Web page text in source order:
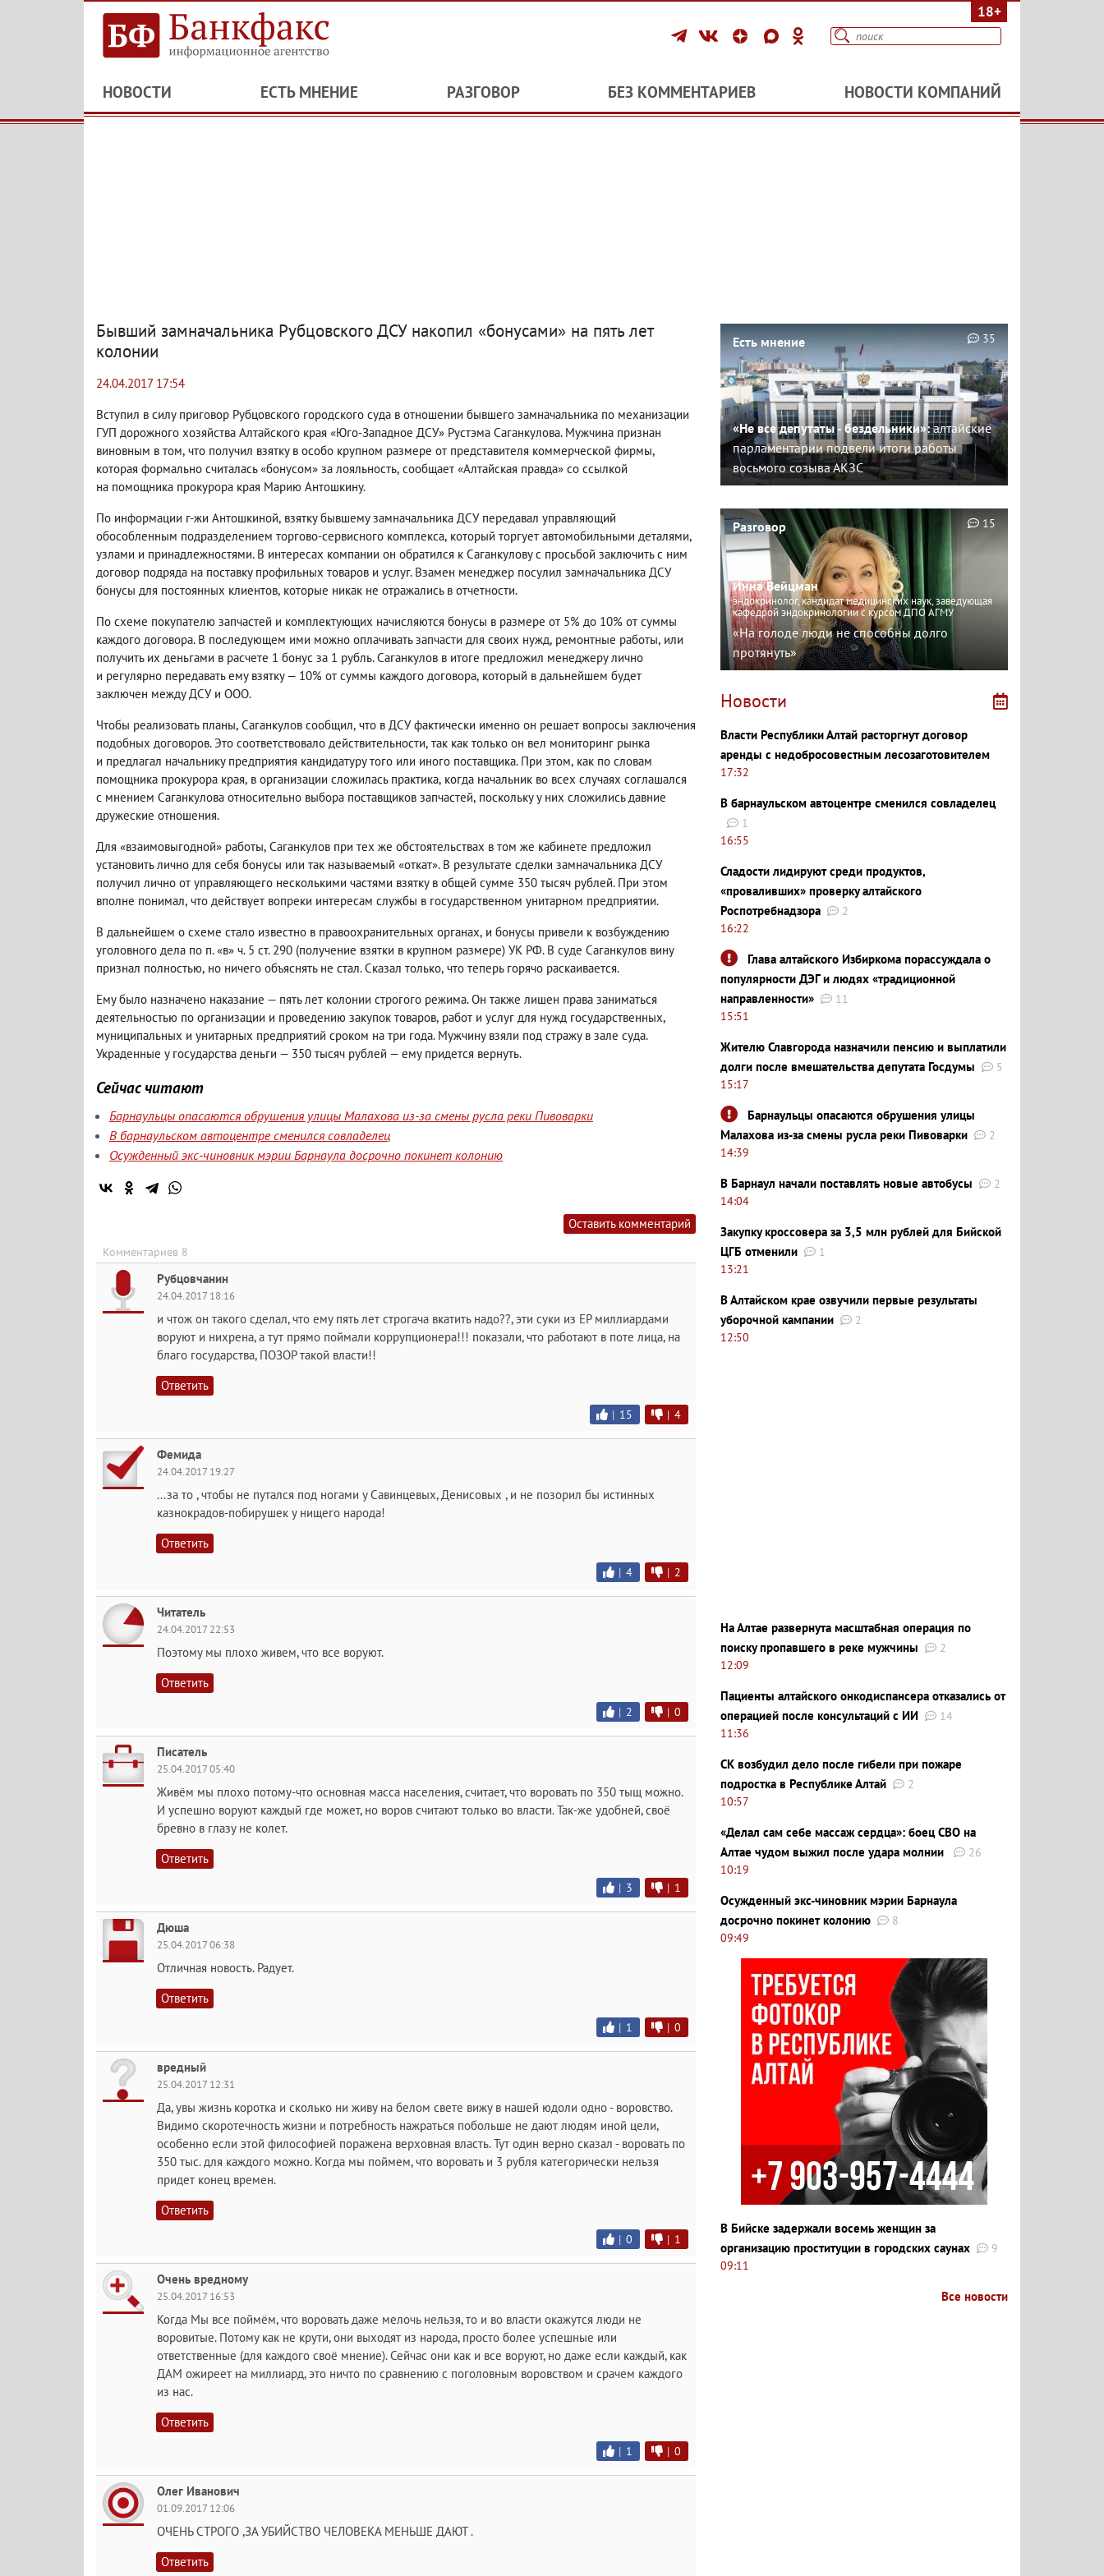
18+
НОВОСТИ ЕСТЬ МНЕНИЕ РАЗГОВОР БЕЗ КОММЕНТАРИЕВ НОВОСТИ КОМПАНИЙ
Бывший замначальника Рубцовского ДСУ накопил «бонусами» на пять лет
колонии
24.04.2017 17:54
Вступил в силу приговор Рубцовского городского суда в отношении бывшего замначальника по механизации
ГУП дорожного хозяйства Алтайского края «Юго-Западное ДСУ» Рустэма Саганкулова. Мужчина признан
виновным в том, что получил взятку в особо крупном размере от представителя коммерческой фирмы,
которая формально считалась «бонусом» за лояльность, сообщает «Алтайская правда» со ссылкой
на помощника прокурора края Марию Антошкину.
По информации г-жи Антошкиной, взятку бывшему замначальника ДСУ передавал управляющий
обособленным подразделением торгово-сервисного комплекса, который торгует автомобильными деталями,
узлами и принадлежностями. В интересах компании он обратился к Саганкулову с просьбой заключить с ним
договор подряда на поставку профильных товаров и услуг. Взамен менеджер посулил замначальника ДСУ
бонусы для постоянных клиентов, которые никак не отражались в отчетности.
По схеме покупателю запчастей и комплектующих начисляются бонусы в размере от 5% до 10% от суммы
каждого договора. В последующем ими можно оплачивать запчасти для своих нужд, ремонтные работы, или
получить их деньгами в расчете 1 бонус за 1 рубль. Саганкулов в итоге предложил менеджеру лично
и регулярно передавать ему взятку — 10% от суммы каждого договора, который в дальнейшем будет
заключен между ДСУ и ООО.
Чтобы реализовать планы, Саганкулов сообщил, что в ДСУ фактически именно он решает вопросы заключения
подобных договоров. Это соответствовало действительности, так как только он вел мониторинг рынка
и предлагал начальнику предприятия кандидатуру того или иного поставщика. При этом, как по словам
помощника прокурора края, в организации сложилась практика, когда начальник во всех случаях соглашался
с мнением Саганкулова относительно выбора поставщиков запчастей, поскольку у них сложились давние
дружеские отношения.
Для «взаимовыгодной» работы, Саганкулов при тех же обстоятельствах в том же кабинете предложил
установить лично для себя бонусы или так называемый «откат». В результате сделки замначальника ДСУ
получил лично от управляющего несколькими частями взятку в общей сумме 350 тысяч рублей. При этом
вполне понимал, что действует вопреки интересам службы в государственном унитарном предприятии.
В дальнейшем о схеме стало известно в правоохранительных органах, и бонусы привели к возбуждению
уголовного дела по п. «в» ч. 5 ст. 290 (получение взятки в крупном размере) УК РФ. В суде Саганкулов вину
признал полностью, но ничего объяснять не стал. Сказал только, что теперь горячо раскаивается.
Ему было назначено наказание — пять лет колонии строгого режима. Он также лишен права заниматься
деятельностью по организации и проведению закупок товаров, работ и услуг для нужд государственных,
муниципальных и унитарных предприятий сроком на три года. Мужчину взяли под стражу в зале суда.
Украденные у государства деньги — 350 тысяч рублей — ему придется вернуть.
Сейчас читают
Барнаульцы опасаются обрушения улицы Малахова из-за смены русла реки Пивоварки
В барнаульском автоцентре сменился совладелец
Осужденный экс-чиновник мэрии Барнаула досрочно покинет колонию
Оставить комментарий
Комментариев 8
Рубцовчанин
24.04.2017 18:16
и чтож он такого сделал, что ему пять лет строгача вкатить надо??, эти суки из ЕР миллиардами
воруют и нихрена, а тут прямо поймали коррупционера!!! показали, что работают в поте лица, на
благо государства, ПОЗОР такой власти!!
Ответить
| 15 | 4
Фемида
24.04.2017 19:27
...за то , чтобы не путался под ногами у Савинцевых, Денисовых , и не позорил бы истинных
казнокрадов-побирушек у нищего народа!
Ответить
| 4 | 2
Читатель
24.04.2017 22:53
Поэтому мы плохо живем, что все воруют.
Ответить
| 2 | 0
Писатель
25.04.2017 05:40
Живём мы плохо потому-что основная масса населения, считает, что воровать по 350 тыщ можно.
И успешно воруют каждый где может, но воров считают только во власти. Так-же удобней, своё
бревно в глазу не колет.
Ответить
| 3 | 1
Дюша
25.04.2017 06:38
Отличная новость. Радует.
Ответить
| 1 | 0
вредный
25.04.2017 12:31
Да, увы жизнь коротка и сколько ни живу на белом свете вижу в нашей юдоли одно - воровство.
Видимо скоротечность жизни и потребность нажраться побольше не дают людям иной цели,
особенно если этой философией поражена верховная власть. Тут один верно сказал - воровать по
350 тыс. для каждого можно. Когда мы поймем, что воровать и 3 рубля категорически нельзя
придет конец времен.
Ответить
| 0 | 1
Очень вредному
25.04.2017 16:53
Когда Мы все поймём, что воровать даже мелочь нельзя, то и во власти окажутся люди не
воровитые. Потому как не крути, они выходят из народа, просто более успешные или
ответственные (для каждого своё мнение). Сейчас они как и все воруют, но даже если каждый, как
ДАМ ожиреет на миллиард, это ничто по сравнению с поголовным воровством и срачем каждого
из нас.
Ответить
| 1 | 0
Олег Иванович
01.09.2017 12:06
ОЧЕНЬ СТРОГО ,ЗА УБИЙСТВО ЧЕЛОВЕКА МЕНЬШЕ ДАЮТ .
Ответить
Есть мнение
«Не все депутаты - бездельники»:алтайские
парламентарии подвели итоги работы
восьмого созыва АКЗС
35
Разговор
Инна Вейцман
эндокринолог, кандидат медицинских наук, заведующая
кафедрой эндокринологии с курсом ДПО АГМУ
«На голоде люди не способны долго
протянуть»
15
Новости
Власти Республики Алтай расторгнут договор
аренды с недобросовестным лесозаготовителем
17:32
В барнаульском автоцентре сменился совладелец
1
16:55
Сладости лидируют среди продуктов,
«проваливших» проверку алтайского
Роспотребнадзора
2
16:22
Глава алтайского Избиркома порассуждала о
популярности ДЭГ и людях «традиционной
направленности»
11
15:51
Жителю Славгорода назначили пенсию и выплатили
долги после вмешательства депутата Госдумы
5
15:17
Барнаульцы опасаются обрушения улицы
Малахова из-за смены русла реки Пивоварки
2
14:39
В Барнаул начали поставлять новые автобусы
2
14:04
Закупку кроссовера за 3,5 млн рублей для Бийской
ЦГБ отменили
1
13:21
В Алтайском крае озвучили первые результаты
уборочной кампании
2
12:50
На Алтае развернута масштабная операция по
поиску пропавшего в реке мужчины
2
12:09
Пациенты алтайского онкодиспансера отказались от
операцией после консультаций с ИИ
14
11:36
СК возбудил дело после гибели при пожаре
подростка в Республике Алтай
2
10:57
«Делал сам себе массаж сердца»: боец СВО на
Алтае чудом выжил после удара молнии
26
10:19
Осужденный экс-чиновник мэрии Барнаула
досрочно покинет колонию
8
09:49
В Бийске задержали восемь женщин за
организацию проституции в городских саунах
9
09:11
Все новости